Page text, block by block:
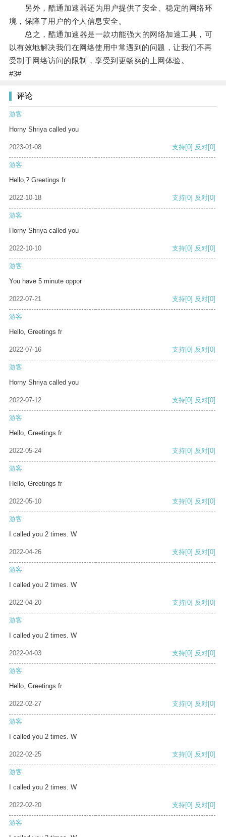
另外，酷通加速器还为用户提供了安全、稳定的网络环
境，保障了用户的个人信息安全。
总之，酷通加速器是一款功能强大的网络加速工具，可
以有效地解决我们在网络使用中常遇到的问题，让我们不再
受制于网络访问的限制，享受到更畅爽的上网体验。
#3#
评论
游客
Horny Shriya called you
2023-01-08 支持[0] 反对[0]
游客
Hello,? Greetings fr
2022-10-18 支持[0] 反对[0]
游客
Horny Shriya called you
2022-10-10 支持[0] 反对[0]
游客
You have 5 minute oppor
2022-07-21 支持[0] 反对[0]
游客
Hello, Greetings fr
2022-07-16 支持[0] 反对[0]
游客
Horny Shriya called you
2022-07-12 支持[0] 反对[0]
游客
Hello, Greetings fr
2022-05-24 支持[0] 反对[0]
游客
Hello, Greetings fr
2022-05-10 支持[0] 反对[0]
游客
I called you 2 times. W
2022-04-26 支持[0] 反对[0]
游客
I called you 2 times. W
2022-04-20 支持[0] 反对[0]
游客
I called you 2 times. W
2022-04-03 支持[0] 反对[0]
游客
Hello, Greetings fr
2022-02-27 支持[0] 反对[0]
游客
I called you 2 times. W
2022-02-25 支持[0] 反对[0]
游客
I called you 2 times. W
2022-02-20 支持[0] 反对[0]
游客